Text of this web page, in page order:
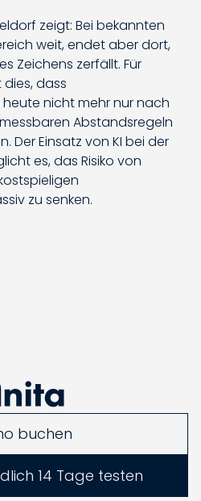
zeigt: Bei bekannten
weit, endet aber dort,
Zeichens zerfällt. Für
dass
nicht mehr nur nach
Abstandsregeln
Der Einsatz von KI bei der
es, das Risiko von
zu senken.
buchen
14 Tage testen